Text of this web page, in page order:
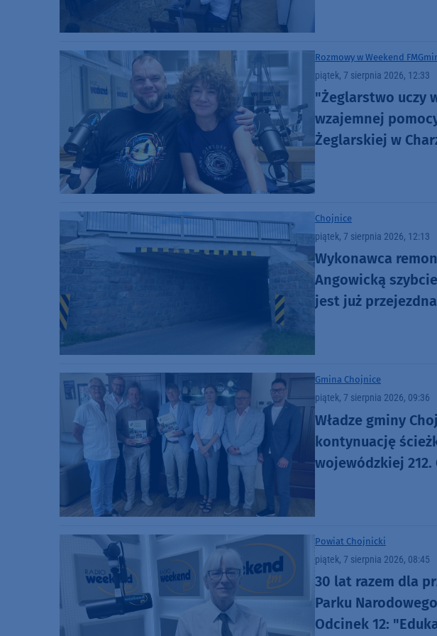
Rozmowy w Weekend FM
piątek, 7 sierpnia 2026, 12:33
"Żeglarstwo uczy
wzajemnej
Żeglarskiej w
Chojnice
piątek, 7 sierpnia 2026, 12:13
Wykonawca
Angowicką
jest już przejezdna
Gmina Chojnice
piątek, 7 sierpnia 2026, 09:36
Władze gminy
kontynuację
wojewódzkiej
Powiat Chojnicki
piątek, 7 sierpnia 2026, 08:45
30 lat razem dla
Parku
Odcinek 12: